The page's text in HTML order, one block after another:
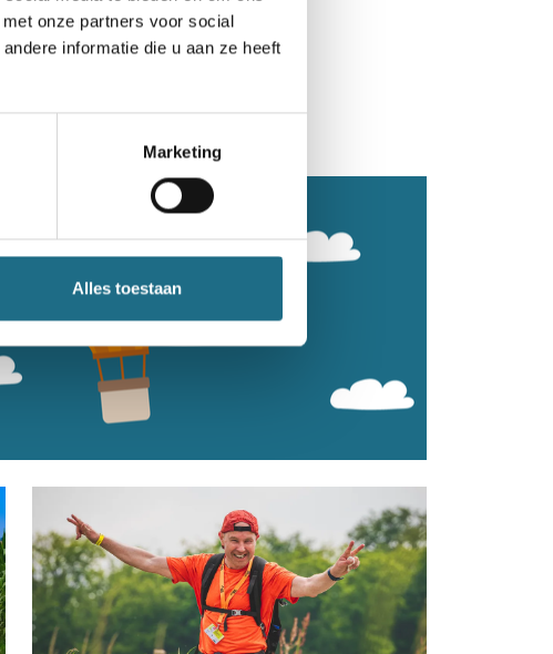
onze partners voor social
informatie die u aan ze heeft
Marketing
Alles toestaan